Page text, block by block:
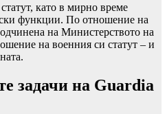
като в мирно време
функции. По отношение на
на Министерството на
на военния си статут – и
задачи на Guardia